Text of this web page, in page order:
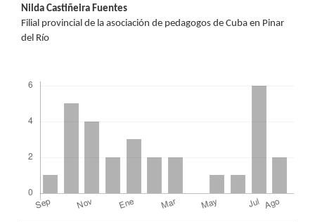
del
artículo
Nilda Castiñeira Fuentes
Filial provincial de la asociación de pedagogos de Cuba en Pinar
del Río